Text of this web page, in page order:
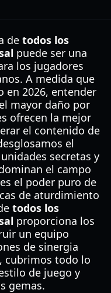
de todos los
puede ser una
los jugadores
A medida que
en 2026, entender
mayor daño por
ofrecen la mejor
el contenido de
el
secretas y
el campo
el poder puro de
de aturdimiento
todos los
proporciona los
un equipo
de sinergia
cubrimos todo lo
de juego y
gemas.